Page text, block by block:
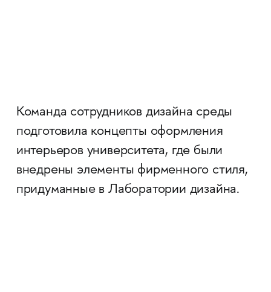
Команда сотрудников дизайна среды
подготовила концепты оформления
интерьеров университета, где были
внедрены элементы фирменного стиля,
придуманные в Лаборатории дизайна.